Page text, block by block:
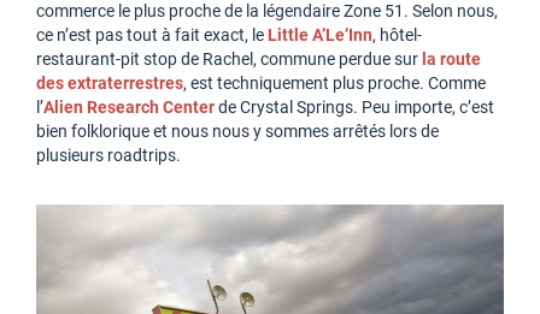
commerce le plus proche de la légendaire Zone 51. Selon nous,
ce n’est pas tout à fait exact, le Little A’Le’Inn, hôtel-
restaurant-pit stop de Rachel, commune perdue sur la route
des extraterrestres, est techniquement plus proche. Comme
l’Alien Research Centerde Crystal Springs. Peu importe, c’est
bien folklorique et nous nous y sommes arrêtés lors de
plusieurs roadtrips.